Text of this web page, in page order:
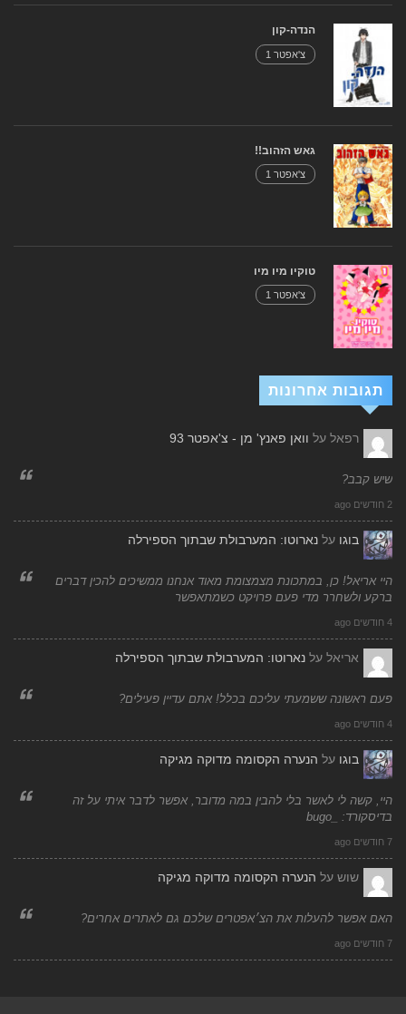
הנדה-קון
צ'אפטר 1
גאש הזהוב!!
צ'אפטר 1
טוקיו מיו מיו
צ'אפטר 1
תגובות אחרונות
רפאל על וואן פאנץ' מן - צ'אפטר 93
שיש קבב?
2 חודשים ago
בוגו על נארוטו: המערבולת שבתוך הספירלה
היי אריאל! כן, במתכונת מצמצומת מאוד אנחנו ממשיכים להכין דברים
ברקע ולשחרר מדי פעם פרויקט כשמתאפשר
4 חודשים ago
אריאל על נארוטו: המערבולת שבתוך הספירלה
פעם ראשונה ששמעתי עליכם בכלל! אתם עדיין פעילים?
4 חודשים ago
בוגו על הנערה הקסומה מדוקה מגיקה
היי, קשה לי לאשר בלי להבין במה מדובר, אפשר לדבר איתי על זה
בדיסקורד: _bugo
7 חודשים ago
שוש על הנערה הקסומה מדוקה מגיקה
האם אפשר להעלות את הצ׳אפטרים שלכם גם לאתרים אחרים?
7 חודשים ago